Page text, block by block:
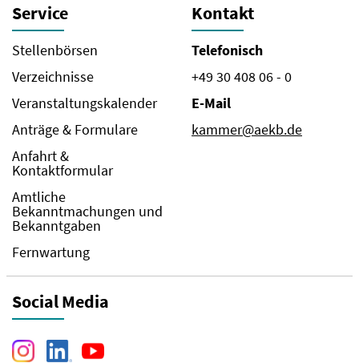
Service
Stellenbörsen
Verzeichnisse
Veranstaltungskalender
Anträge & Formulare
Anfahrt &
Kontaktformular
Amtliche
Bekanntmachungen und
Bekanntgaben
Fernwartung
Kontakt
Telefonisch
+49 30 408 06 - 0
E-Mail
kammer@aekb.de
Social Media